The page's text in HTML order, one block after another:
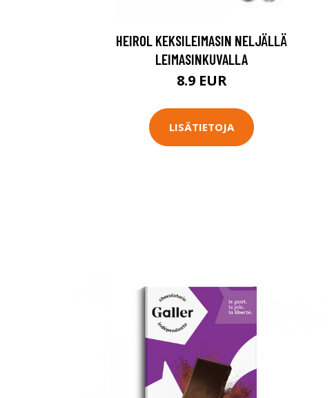
HEIROL KEKSILEIMASIN NELJÄLLÄ
LEIMASINKUVALLA
8.9 EUR
LISÄTIETOJA